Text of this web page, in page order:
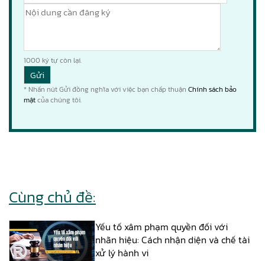
1000 ký tự còn lại.
* Nhấn nút Gửi đồng nghĩa với việc bạn chấp thuận Chính sách bảo
mậtcủa chúng tôi.
Cùng chủ đề:
Yếu tố xâm phạm quyền đối với
nhãn hiệu: Cách nhận diện và chế tài
xử lý hành vi